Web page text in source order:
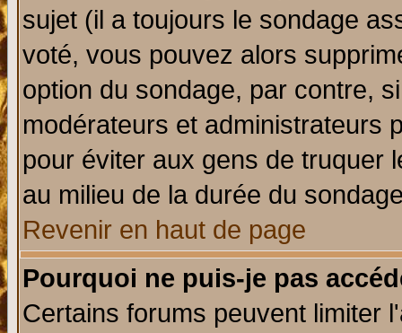
sujet (il a toujours le sondage
voté, vous pouvez alors
option du sondage, par contre,
modérateurs et administrateurs
pour éviter aux gens de truquer
au milieu de la durée du
Revenir en haut de page
Pourquoi ne puis-je pas
Certains forums peuvent limiter